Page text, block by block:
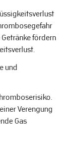
fördern
und
Verengung
Gas